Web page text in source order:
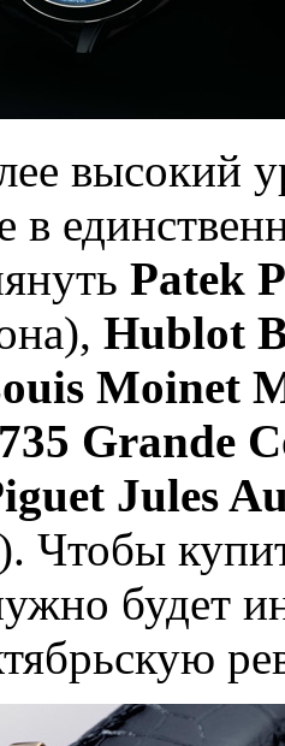
высокий
Patek
Hublot
Moinet
Grande
Jules
Чтобы
будет